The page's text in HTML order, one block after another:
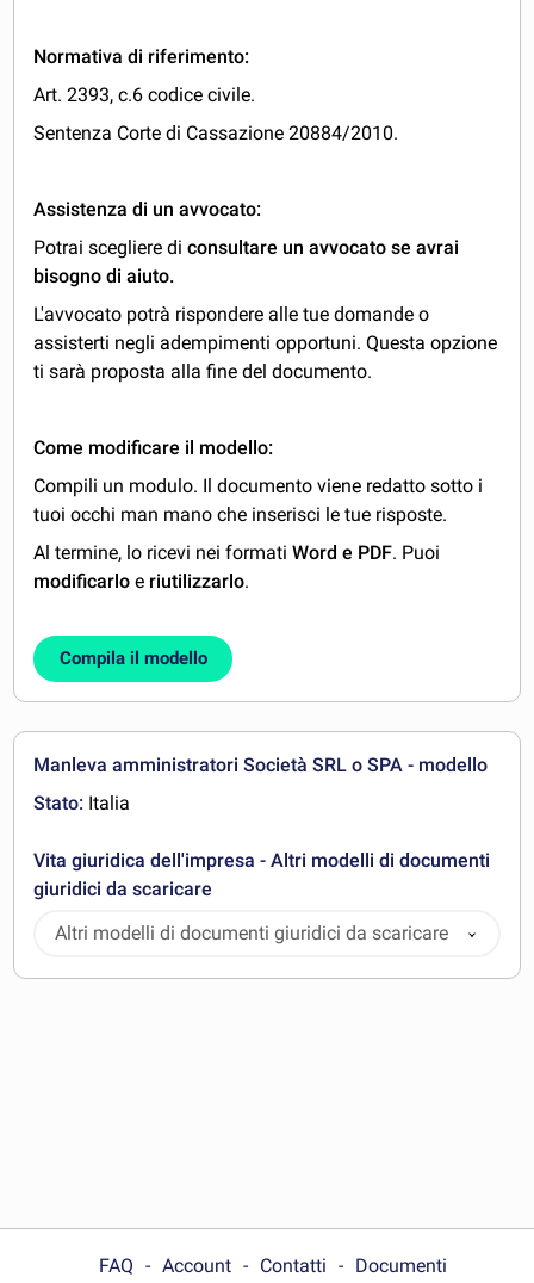
Normativa di riferimento:
Art. 2393, c.6 codice civile.
Sentenza Corte di Cassazione 20884/2010.
Assistenza di un avvocato:
Potrai scegliere diconsultare un avvocato se avrai
bisogno di aiuto.
L'avvocato potrà rispondere alle tue domande o
assisterti negli adempimenti opportuni. Questa opzione
ti sarà proposta alla fine del documento.
Come modificare il modello:
Compili un modulo. Il documento viene redatto sotto i
tuoi occhi man mano che inserisci le tue risposte.
Al termine, lo ricevi nei formatiWord e PDF. Puoi
modificarlo e riutilizzarlo.
Compila il modello
Manleva amministratori Società SRL o SPA - modello
Stato: Italia
Vita giuridica dell'impresa - Altri modelli di documenti
giuridici da scaricare
Altri modelli di documenti giuridici da scaricare
FAQ Account Contatti Documenti